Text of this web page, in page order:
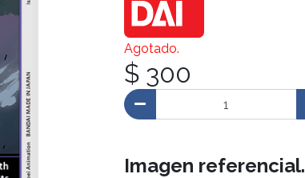
Agotado.
$ 300
Imagen referencial.